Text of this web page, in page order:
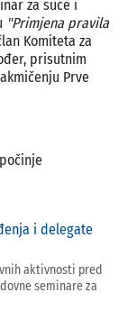
za suce i
"Primjena pravila
Komiteta za
prisutnim
Prve
i delegate
aktivnosti pred
seminare za